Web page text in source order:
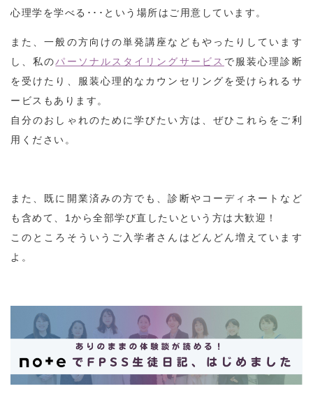
心理学を学べる･･･という場所はご用意しています。
また、一般の方向けの単発講座などもやったりしています
し、私のパーソナルスタイリングサービス で服装心理診断
を受けたり、服装心理的なカウンセリングを受けられるサ
ービスもあります。
自分のおしゃれのために学びたい方は、ぜひこれらをご利
用ください。
また、既に開業済みの方でも、診断やコーディネートなど
も含めて、1から全部学び直したいという方は大歓迎！
このところそういうご入学者さんはどんどん増えています
よ。